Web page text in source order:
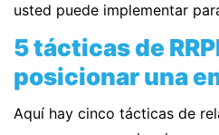
usted puede implementar
5 tácticas de
posicionar una
Aquí hay cinco tácticas de